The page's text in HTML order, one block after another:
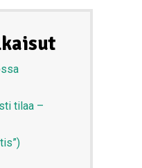
tilaa –